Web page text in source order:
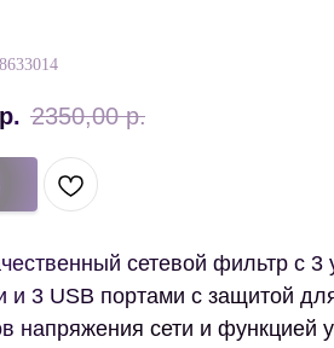
р. 2350,00 р.
сетевой фильтр с
и 3 USB портами с защитой
напряжения сети и функцией